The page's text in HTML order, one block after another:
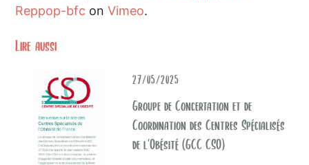
Reppop-bfc onVimeo.
Lire aussi
27/05/2025
Groupe de Concertation et de
Coordination des Centres Spécialisés
de l’Obésité (GCC CSO)